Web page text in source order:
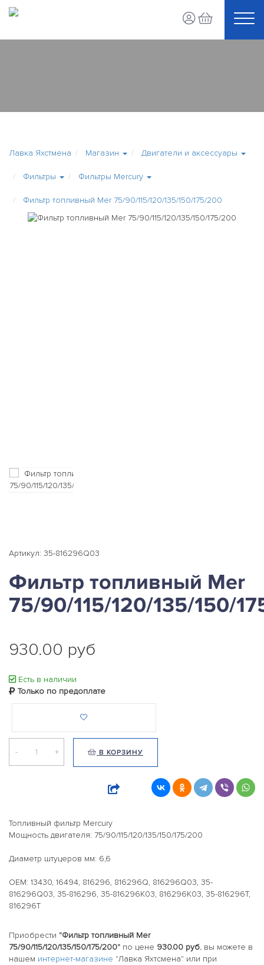
Лавка Яхстмена Магазин Двигатели и аксессуары
Фильтры Фильтры Mercury
Фильтр топливный Mer 75/90/115/120/135/150/175/200
Артикул: 35-816296Q03
Фильтр топливный Mer
75/90/115/120/135/150/
930.00 руб
Есть в наличии
Только по предоплате
- + В КОРЗИНУ
Топливный фильтр Mercury
Мощность двигателя: 75/90/115/120/135/150/175/200
Диаметр штуцеров мм: 6,6
OEM: 13430, 16494, 816296, 816296Q, 816296Q03, 35-
816296Q03, 35-816296, 35-816296K03, 816296K03, 35-816296T,
816296T
Приобрести "Фильтр топливный Mer
75/90/115/120/135/150/175/200" по цене 930.00 руб. вы можете в
нашем интернет-магазине "Лавка Яхтсмена" или при